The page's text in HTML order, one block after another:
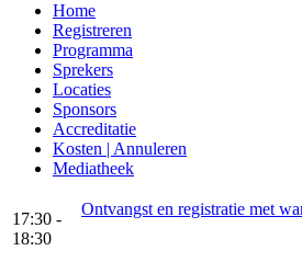
Home
Registreren
Programma
Sprekers
Locaties
Sponsors
Accreditatie
Kosten | Annuleren
Mediatheek
17:30 -
18:30
Ontvangst en registratie met